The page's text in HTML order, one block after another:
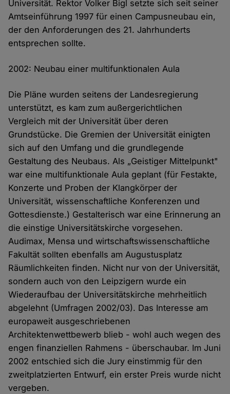
Universität. Rektor Volker Bigl setzte sich seit seiner
Amtseinführung 1997 für einen Campusneubau ein,
der den Anforderungen des 21. Jahrhunderts
entsprechen sollte.
2002: Neubau einer multifunktionalen Aula
Die Pläne wurden seitens der Landesregierung
unterstützt, es kam zum außergerichtlichen
Vergleich mit der Universität über deren
Grundstücke. Die Gremien der Universität einigten
sich auf den Umfang und die grundlegende
Gestaltung des Neubaus. Als „Geistiger Mittelpunkt"
war eine multifunktionale Aula geplant (für Festakte,
Konzerte und Proben der Klangkörper der
Universität, wissenschaftliche Konferenzen und
Gottesdienste.) Gestalterisch war eine Erinnerung an
die einstige Universitätskirche vorgesehen.
Audimax, Mensa und wirtschaftswissenschaftliche
Fakultät sollten ebenfalls am Augustusplatz
Räumlichkeiten finden. Nicht nur von der Universität,
sondern auch von den Leipzigern wurde ein
Wiederaufbau der Universitätskirche mehrheitlich
abgelehnt (Umfragen 2002/03). Das Interesse am
europaweit ausgeschriebenen
Architektenwettbewerb blieb - wohl auch wegen des
engen finanziellen Rahmens - überschaubar. Im Juni
2002 entschied sich die Jury einstimmig für den
zweitplatzierten Entwurf, ein erster Preis wurde nicht
vergeben.